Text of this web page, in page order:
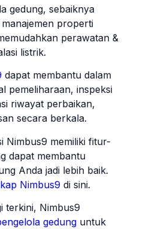
gedung, sebaiknya
properti
perawatan &
listrik.
dapat membantu dalam
pemeliharaan, inspeksi
riwayat perbaikan,
secara berkala.
Nimbus9 memiliki fitur-
dapat membantu
Anda jadi lebih baik.
Nimbus9 di sini.
terkini, Nimbus9
gedung untuk